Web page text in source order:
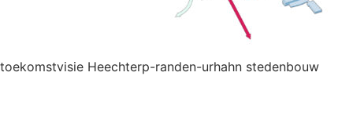
toekomstvisie Heechterp-randen-urhahn stedenbouw